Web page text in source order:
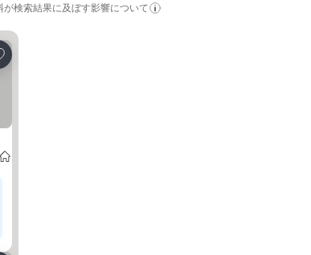
が検索結果に及ぼす影響について
に入りに追加